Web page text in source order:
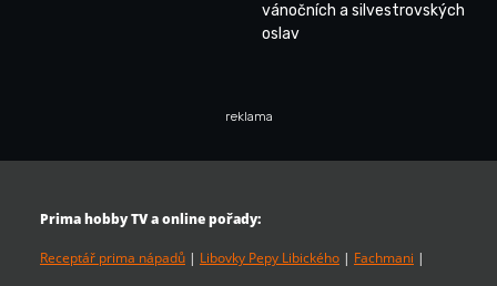
vánočních a silvestrovských
oslav
reklama
Prima hobby TV a online pořady:
Receptář prima nápadů | Libovky Pepy Libického | Fachmani |